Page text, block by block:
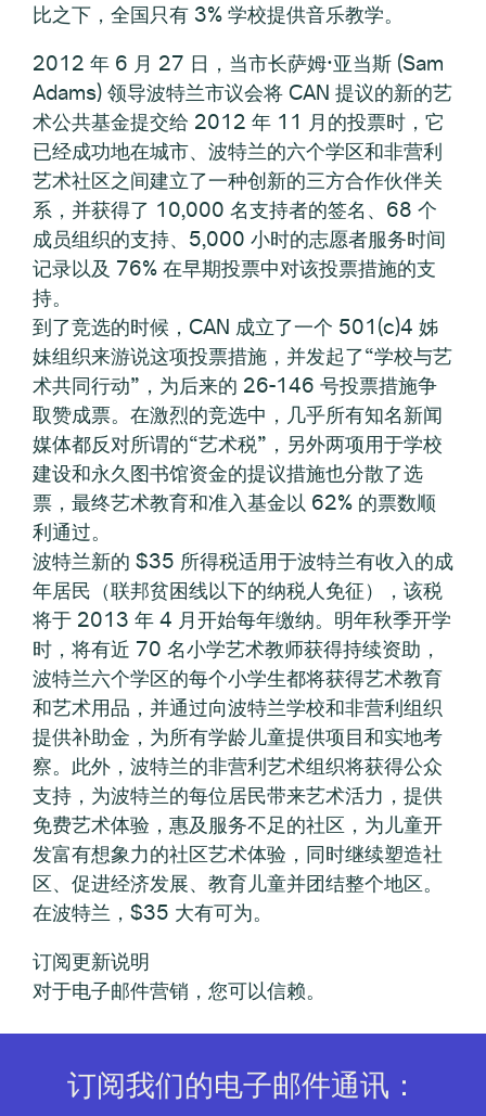
比之下，全国只有 3% 学校提供音乐教学。
2012 年 6 月 27 日，当市长萨姆·亚当斯 (Sam
Adams) 领导波特兰市议会将 CAN 提议的新的艺
术公共基金提交给 2012 年 11 月的投票时，它
已经成功地在城市、波特兰的六个学区和非营利
艺术社区之间建立了一种创新的三方合作伙伴关
系，并获得了 10,000 名支持者的签名、68 个
成员组织的支持、5,000 小时的志愿者服务时间
记录以及 76% 在早期投票中对该投票措施的支
持。
到了竞选的时候，CAN 成立了一个 501(c)4 姊
妹组织来游说这项投票措施，并发起了“学校与艺
术共同行动”，为后来的 26-146 号投票措施争
取赞成票。在激烈的竞选中，几乎所有知名新闻
媒体都反对所谓的“艺术税”，另外两项用于学校
建设和永久图书馆资金的提议措施也分散了选
票，最终艺术教育和准入基金以 62% 的票数顺
利通过。
波特兰新的 $35 所得税适用于波特兰有收入的成
年居民（联邦贫困线以下的纳税人免征），该税
将于 2013 年 4 月开始每年缴纳。明年秋季开学
时，将有近 70 名小学艺术教师获得持续资助，
波特兰六个学区的每个小学生都将获得艺术教育
和艺术用品，并通过向波特兰学校和非营利组织
提供补助金，为所有学龄儿童提供项目和实地考
察。此外，波特兰的非营利艺术组织将获得公众
支持，为波特兰的每位居民带来艺术活力，提供
免费艺术体验，惠及服务不足的社区，为儿童开
发富有想象力的社区艺术体验，同时继续塑造社
区、促进经济发展、教育儿童并团结整个地区。
在波特兰，$35 大有可为。
订阅更新说明
对于电子邮件营销，您可以信赖。
订阅我们的电子邮件通讯：